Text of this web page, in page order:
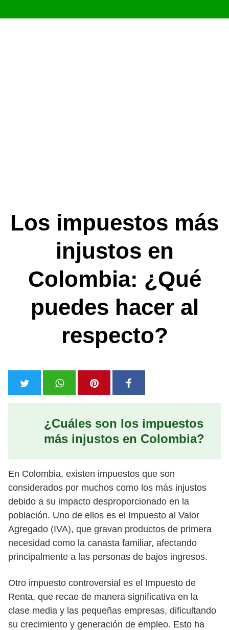
al
Los impuestos más
injustos en
Colombia: ¿Qué
puedes hacer al
respecto?
¿Cuáles son los impuestos
más injustos en Colombia?
En Colombia, existen impuestos que son
considerados por muchos como los más injustos
debido a su impacto desproporcionado en la
población. Uno de ellos es el Impuesto al Valor
Agregado (IVA), que gravan productos de primera
necesidad como la canasta familiar, afectando
principalmente a las personas de bajos ingresos.
Otro impuesto controversial es el Impuesto de
Renta, que recae de manera significativa en la
clase media y las pequeñas empresas, dificultando
su crecimiento y generación de empleo. Esto ha